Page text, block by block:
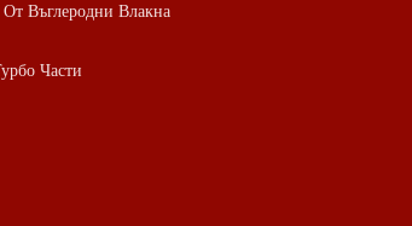
Въглеродни Влакна
Части